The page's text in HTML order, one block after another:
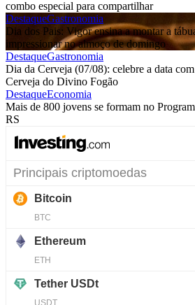
combo especial para compartilhar
DestaqueGastronomia
Dia dos Pais: Vigor ensina a montar a
impressionar no almoço de domingo
DestaqueGastronomia
Dia da Cerveja (07/08): celebre a data
Cerveja do Divino Fogão
DestaqueEconomia
Mais de 800 jovens se formam no
RS